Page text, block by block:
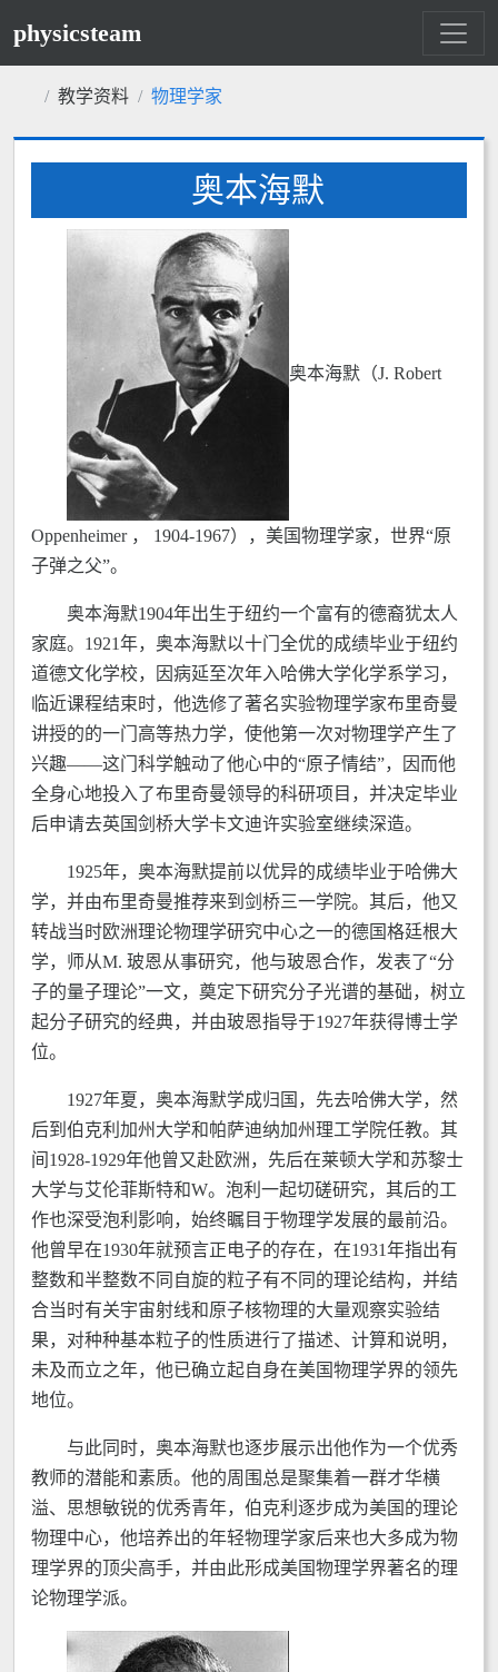
physicsteam
教学资料 物理学家
奥本海默
奥本海默（J. Robert
Oppenheimer ， 1904-1967），美国物理学家，世界“原
子弹之父”。
奥本海默1904年出生于纽约一个富有的德裔犹太人
家庭。1921年，奥本海默以十门全优的成绩毕业于纽约
道德文化学校，因病延至次年入哈佛大学化学系学习，
临近课程结束时，他选修了著名实验物理学家布里奇曼
讲授的的一门高等热力学，使他第一次对物理学产生了
兴趣——这门科学触动了他心中的“原子情结”，因而他
全身心地投入了布里奇曼领导的科研项目，并决定毕业
后申请去英国剑桥大学卡文迪许实验室继续深造。
1925年，奥本海默提前以优异的成绩毕业于哈佛大
学，并由布里奇曼推荐来到剑桥三一学院。其后，他又
转战当时欧洲理论物理学研究中心之一的德国格廷根大
学，师从M. 玻恩从事研究，他与玻恩合作，发表了“分
子的量子理论”一文，奠定下研究分子光谱的基础，树立
起分子研究的经典，并由玻恩指导于1927年获得博士学
位。
1927年夏，奥本海默学成归国，先去哈佛大学，然
后到伯克利加州大学和帕萨迪纳加州理工学院任教。其
间1928-1929年他曾又赴欧洲，先后在莱顿大学和苏黎士
大学与艾伦菲斯特和W。泡利一起切磋研究，其后的工
作也深受泡利影响，始终瞩目于物理学发展的最前沿。
他曾早在1930年就预言正电子的存在，在1931年指出有
整数和半整数不同自旋的粒子有不同的理论结构，并结
合当时有关宇宙射线和原子核物理的大量观察实验结
果，对种种基本粒子的性质进行了描述、计算和说明，
未及而立之年，他已确立起自身在美国物理学界的领先
地位。
与此同时，奥本海默也逐步展示出他作为一个优秀
教师的潜能和素质。他的周围总是聚集着一群才华横
溢、思想敏锐的优秀青年，伯克利逐步成为美国的理论
物理中心，他培养出的年轻物理学家后来也大多成为物
理学界的顶尖高手，并由此形成美国物理学界著名的理
论物理学派。